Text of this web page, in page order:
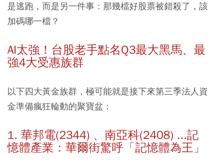
是逃跑，而是另一件事：那幾檔好股票被錯殺了，該
加碼哪一檔？
AI太強！台股老手點名Q3最大黑馬、最
強4大受惠族群
以下四大黃金族群，極可能就是接下來第三季法人資
金準備瘋狂輪動的聚寶盆：
1. 華邦電(2344) 、南亞科(2408) ...記
憶體產業：華爾街驚呼「記憶體為王」